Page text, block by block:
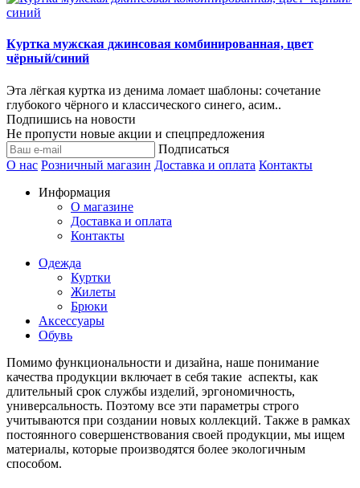
Куртка мужская джинсовая комбинированная, цвет
чёрный/синий
Эта лёгкая куртка из денима ломает шаблоны: сочетание
глубокого чёрного и классического синего, асим..
Подпишись на новости
Не пропусти новые акции и спецпредложения
Подписаться
О нас Розничный магазин Доставка и оплата Контакты
Информация
О магазине
Доставка и оплата
Контакты
Одежда
Куртки
Жилеты
Брюки
Аксессуары
Обувь
Помимо функциональности и дизайна, наше понимание
качества продукции включает в себя такие аспекты, как
длительный срок службы изделий, эргономичность,
универсальность. Поэтому все эти параметры строго
учитываются при создании новых коллекций. Также в рамках
постоянного совершенствования своей продукции, мы ищем
материалы, которые производятся более экологичным
способом.